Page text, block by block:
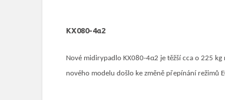
KX080-4α2
Nové midirypadlo KX080-4α2 je těžší cca o 225
nového modelu došlo ke změně přepínání režimů